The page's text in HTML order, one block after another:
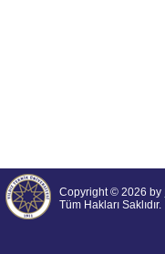
Copyright © 2026 by
Tüm Hakları Saklıdır.